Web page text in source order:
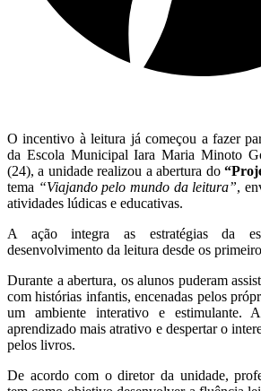
O incentivo à leitura já começou a fazer
da Escola Municipal Iara Maria Minoto
(24), a unidade realizou a abertura do
tema “Viajando pelo mundo da leitura”,
atividades lúdicas e educativas.
A ação integra as estratégias da
desenvolvimento da leitura desde os
Durante a abertura, os alunos puderam
com histórias infantis, encenadas pelos
um ambiente interativo e estimulante.
aprendizado mais atrativo e despertar o
pelos livros.
De acordo com o diretor da unidade,